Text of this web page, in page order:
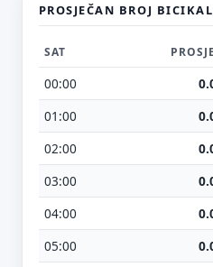
PROSJEČAN BROJ
SAT
00:00
01:00
02:00
03:00
04:00
05:00